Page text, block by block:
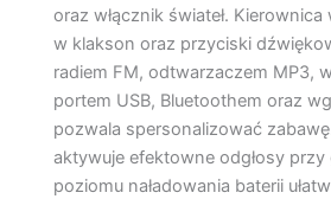
oraz włącznik świateł.
w klakson oraz przyciski
radiem FM, odtwarzaczem MP3,
portem USB, Bluetoothem oraz
pozwala spersonalizować zabawę.
aktywuje efektowne odgłosy
poziomu naładowania baterii